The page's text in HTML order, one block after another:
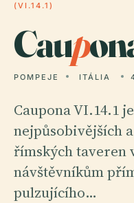
(VI.14.1)
Caup
POMPEJE ITÁLIA
Caupona VI.14.1
nejpůsobivějších
římských taveren
návštěvníkům
pulzujícího…